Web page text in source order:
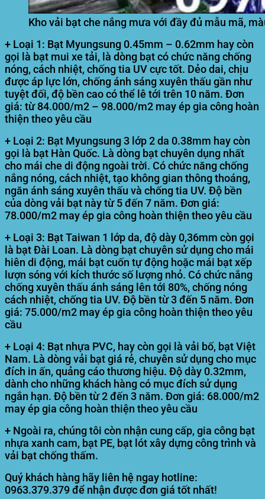
Kho vải bạt che nắng mưa với đầy đủ mẫu mã,
+ Loại 1: Bạt Myungsung 0.45mm – 0.62mm hay còn
gọi là bạt mui xe tải, là dòng bạt có chức năng chống
nóng, cách nhiệt, chống tia UV cực tốt. Dẻo dai, chịu
được áp lực lớn, chống ánh sáng xuyên thấu gần như
tuyệt đối, độ bền cao có thể lê tới trên 10 năm. Đơn
giá: từ 84.000/m2 – 98.000/m2 may ép gia công hoàn
thiện theo yêu cầu
+ Loại 2: Bạt Myungsung 3 lớp 2 da 0.38mm hay còn
gọi là bạt Hàn Quốc. Là dòng bạt chuyên dụng nhất
cho mái che di động ngoài trời. Có chức năng chống
nắng nóng, cách nhiệt, tạo không gian thông thoáng,
ngăn ánh sáng xuyên thấu và chống tia UV. Độ bền
của dòng vải bạt này từ 5 đến 7 năm. Đơn giá:
78.000/m2 may ép gia công hoàn thiện theo yêu cầu
+ Loại 3: Bạt Taiwan 1 lớp da, độ dày 0,36mm còn gọi
là bạt Đài Loan. Là dòng bạt chuyên sử dụng cho mái
hiên di động, mái bạt cuốn tự động hoặc mái bạt xếp
lượn sóng với kích thước số lượng nhỏ. Có chức nắng
chống xuyên thấu ánh sáng lên tới 80%, chống nóng
cách nhiệt, chống tia UV. Độ bền từ 3 đến 5 năm. Đơn
giá: 75.000/m2 may ép gia công hoàn thiện theo yêu
cầu
+ Loại 4: Bạt nhựa PVC, hay còn gọi là vải bố, bạt Việt
Nam. Là dòng vải bạt giá rẻ, chuyên sử dụng cho mục
đích in ấn, quảng cáo thương hiệu. Độ dày 0.32mm,
dành cho những khách hàng có mục đích sử dụng
ngắn hạn. Độ bền từ 2 đến 3 năm. Đơn giá: 68.000/m2
may ép gia công hoàn thiện theo yêu cầu
+ Ngoài ra, chúng tôi còn nhận cung cấp, gia công bạt
nhựa xanh cam, bạt PE, bạt lót xây dựng công trình và
vải bạt chống thấm.
Quý khách hàng hãy liên hệ ngay hotline:
0963.379.379 để nhận được đơn giá tốt nhất!